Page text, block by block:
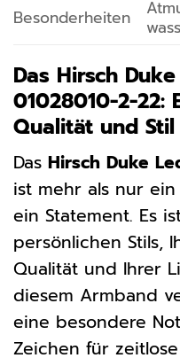
Besonderheiten
Das Hirsch
01028010-2-22:
Qualität und Stil
Das Hirsch Duke
ist mehr als nur
ein Statement. Es
persönlichen Stils,
Qualität und Ihrer
diesem Armband
eine besondere
Zeichen für